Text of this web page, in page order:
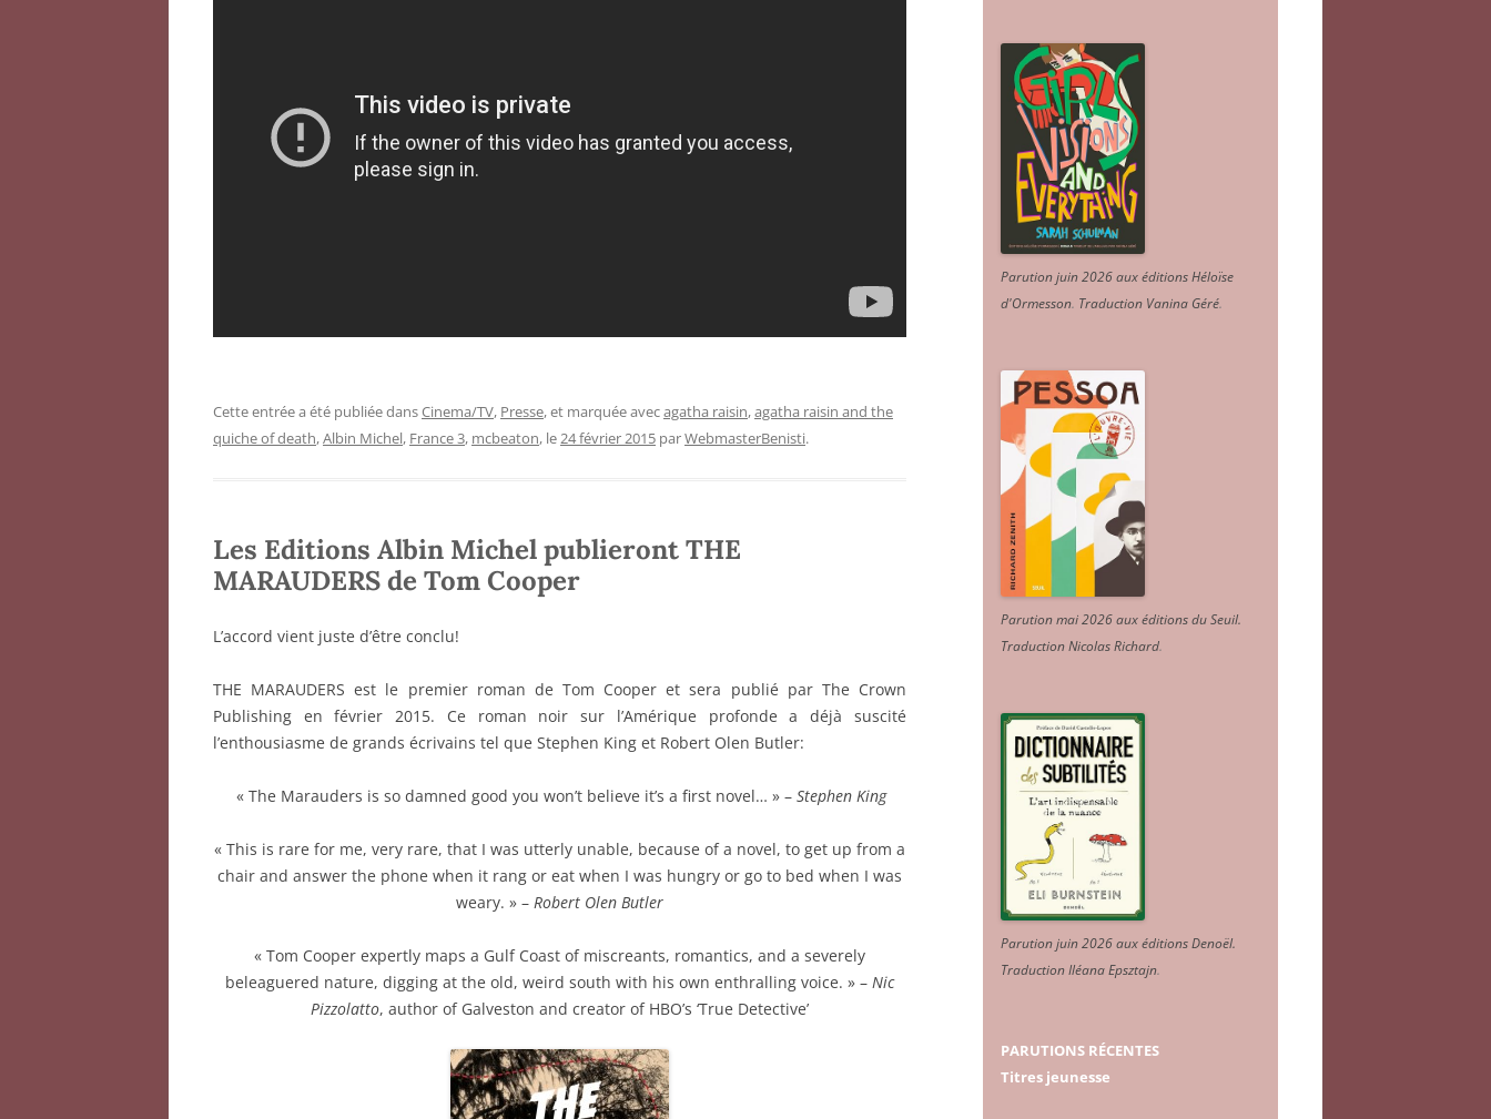
Cette entrée a été publiée dansCinema/TV, Presse, et marquée avecagatha raisin,agatha raisin and the
quiche of death,Albin Michel, France 3, mcbeaton, le24 février 2015 parWebmasterBenisti.
Les Editions Albin Michel publieront THE
MARAUDERS de Tom Cooper
L’accord vient juste d’être conclu!
THE MARAUDERS est le premier roman de Tom Cooper et sera publié par The Crown
Publishing en février 2015. Ce roman noir sur l’Amérique profonde a déjà suscité
l’enthousiasme de grands écrivains tel que Stephen King et Robert Olen Butler:
« The Marauders is so damned good you won’t believe it’s a first novel… » –Stephen King
« This is rare for me, very rare, that I was utterly unable, because of a novel, to get up from a
chair and answer the phone when it rang or eat when I was hungry or go to bed when I was
weary. » – Robert Olen Butler
« Tom Cooper expertly maps a Gulf Coast of miscreants, romantics, and a severely
beleaguered nature, digging at the old, weird south with his own enthralling voice. » – Nic
Pizzolatto, author of Galveston and creator of HBO’s ‘True Detective’
Parution juin 2026 aux éditions Héloïse
d'Ormesson. Traduction Vanina Géré.
Parution mai 2026 aux éditions du Seuil.
Traduction Nicolas Richard.
Parution juin 2026 aux éditions Denoël.
Traduction Iléana Epsztajn.
PARUTIONS RÉCENTES
Titres jeunesse